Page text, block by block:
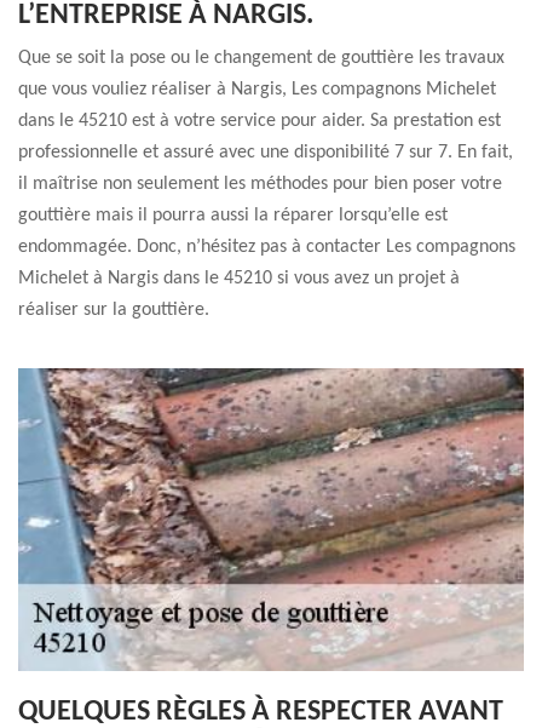
L’ENTREPRISE À NARGIS.
Que se soit la pose ou le changement de gouttière les travaux
que vous vouliez réaliser à Nargis, Les compagnons Michelet
dans le 45210 est à votre service pour aider. Sa prestation est
professionnelle et assuré avec une disponibilité 7 sur 7. En fait,
il maîtrise non seulement les méthodes pour bien poser votre
gouttière mais il pourra aussi la réparer lorsqu’elle est
endommagée. Donc, n’hésitez pas à contacter Les compagnons
Michelet à Nargis dans le 45210 si vous avez un projet à
réaliser sur la gouttière.
QUELQUES RÈGLES À RESPECTER AVANT